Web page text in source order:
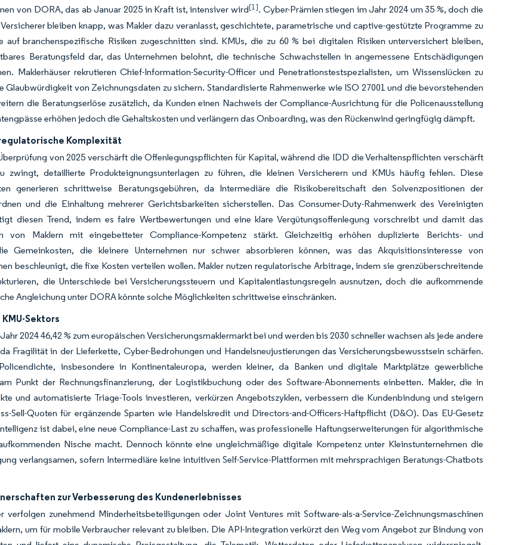
von DORA, das ab Januar 2025 in Kraft ist, intensiver wird[1]. Cyber-Prämien stiegen im Jahr 2024 um 35 %, doch die
bleiben knapp, was Makler dazu veranlasst, geschichtete, parametrische und captive-gestützte Programme zu
auf branchenspezifische Risiken zugeschnitten sind. KMUs, die zu 60 % bei digitalen Risiken unterversichert bleiben,
Beratungsfeld dar, das Unternehmen belohnt, die technische Schwachstellen in angemessene Entschädigungen
Maklerhäuser rekrutieren Chief-Information-Security-Officer und Penetrationstestspezialisten, um Wissenslücken zu
Glaubwürdigkeit von Zeichnungsdaten zu sichern. Standardisierte Rahmenwerke wie ISO 27001 und die bevorstehenden
die Beratungserlöse zusätzlich, da Kunden einen Nachweis der Compliance-Ausrichtung für die Policenausstellung
erhöhen jedoch die Gehaltskosten und verlängern das Onboarding, was den Rückenwind geringfügig dämpft.
Komplexität
von 2025 verschärft die Offenlegungspflichten für Kapital, während die IDD die Verhaltenspflichten verschärft
zwingt, detaillierte Produkteignungsunterlagen zu führen, die kleinen Versicherern und KMUs häufig fehlen. Diese
generieren schrittweise Beratungsgebühren, da Intermediäre die Risikobereitschaft den Solvenzpositionen der
und die Einhaltung mehrerer Gerichtsbarkeiten sicherstellen. Das Consumer-Duty-Rahmenwerk des Vereinigten
diesen Trend, indem es faire Wertbewertungen und eine klare Vergütungsoffenlegung vorschreibt und damit das
von Maklern mit eingebetteter Compliance-Kompetenz stärkt. Gleichzeitig erhöhen duplizierte Berichts- und
Gemeinkosten, die kleinere Unternehmen nur schwer absorbieren können, was das Akquisitionsinteresse von
beschleunigt, die fixe Kosten verteilen wollen. Makler nutzen regulatorische Arbitrage, indem sie grenzüberschreitende
die Unterschiede bei Versicherungssteuern und Kapitalentlastungsregeln ausnutzen, doch die aufkommende
Angleichung unter DORA könnte solche Möglichkeiten schrittweise einschränken.
Sektors
2024 46,42 % zum europäischen Versicherungsmaklermarkt bei und werden bis 2030 schneller wachsen als jede andere
Fragilität in der Lieferkette, Cyber-Bedrohungen und Handelsneujustierungen das Versicherungsbewusstsein schärfen.
insbesondere in Kontinentaleuropa, werden kleiner, da Banken und digitale Marktplätze gewerbliche
Punkt der Rechnungsfinanzierung, der Logistikbuchung oder des Software-Abonnements einbetten. Makler, die in
und automatisierte Triage-Tools investieren, verkürzen Angebotszyklen, verbessern die Kundenbindung und steigern
Sell-Quoten für ergänzende Sparten wie Handelskredit und Directors-and-Officers-Haftpflicht (D&O). Das EU-Gesetz
ist dabei, eine neue Compliance-Last zu schaffen, was professionelle Haftungserweiterungen für algorithmische
Nische macht. Dennoch könnte eine ungleichmäßige digitale Kompetenz unter Kleinstunternehmen die
verlangsamen, sofern Intermediäre keine intuitiven Self-Service-Plattformen mit mehrsprachigen Beratungs-Chatbots
zur Verbesserung des Kundenerlebnisses
verfolgen zunehmend Minderheitsbeteiligungen oder Joint Ventures mit Software-als-a-Service-Zeichnungsmaschinen
um für mobile Verbraucher relevant zu bleiben. Die API-Integration verkürzt den Weg vom Angebot zur Bindung von